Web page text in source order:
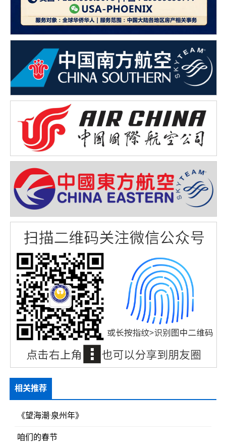
相关推荐
《望海潮·泉州年》
咱们的春节